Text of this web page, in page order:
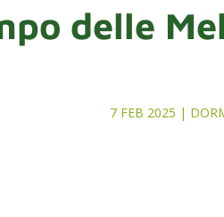
delle
7 FEB 2025 |